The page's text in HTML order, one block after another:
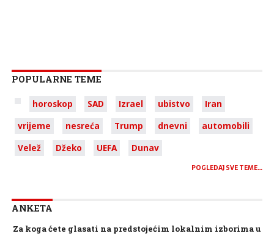
POPULARNE TEME
horoskop SAD Izrael ubistvo
Iran
vrijeme
nesreća Trump dnevni
automobili
Velež
Džeko UEFA Dunav
POGLEDAJ SVE TEME…
ANKETA
Za koga ćete glasati na predstojećim lokalnim izborima u